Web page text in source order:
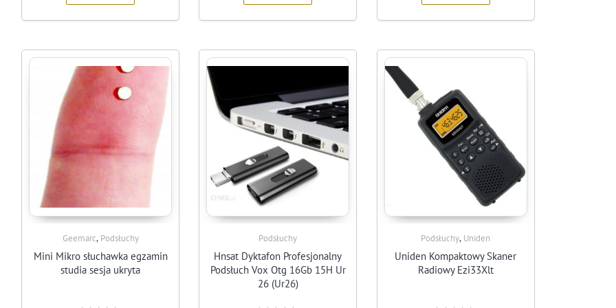
Geemarc, Podsłuchy
Mini Mikro słuchawka egzamin
studia sesja ukryta
Podsłuchy
Hnsat Dyktafon Profesjonalny
Podsłuch Vox Otg 16Gb 15H Ur
26 (Ur26)
Podsłuchy, Uniden
Uniden Kompaktowy Skaner
Radiowy Ezi33Xlt